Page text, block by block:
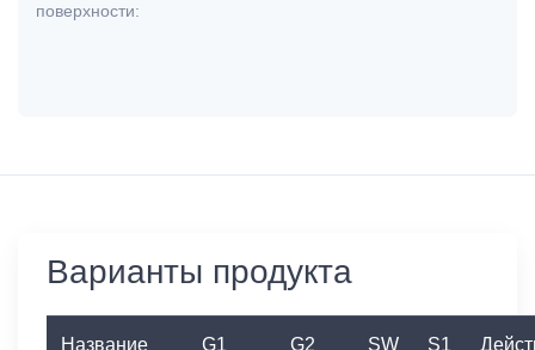
поверхности:
Варианты продукта
Название G1 G2 SW S1